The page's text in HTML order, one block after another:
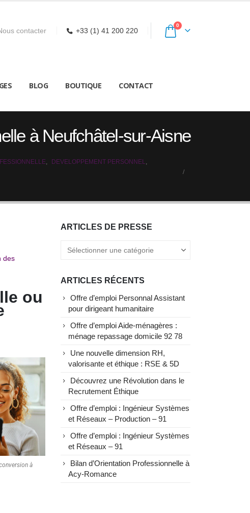
contacter +33 (1) 41 200 220
0
BLOG BOUTIQUE CONTACT
à Neufchâtel-sur-Aisne
DEVELOPPEMENT PERSONNEL
des
ou
à
ARTICLES DE PRESSE
ARTICLES RÉCENTS
Offre d’emploi Personnal Assistant
pour dirigeant humanitaire
Offre d’emploi Aide-ménagères :
ménage repassage domicile 92 78
Une nouvelle dimension RH,
valorisante et éthique : RSE & 5D
Découvrez une Révolution dans le
Recrutement Éthique
Offre d’emploi : Ingénieur Systèmes
et Réseaux – Production – 91
Offre d’emploi : Ingénieur Systèmes
et Réseaux – 91
Bilan d’Orientation Professionnelle à
Acy-Romance